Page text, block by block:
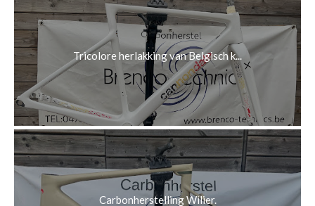
Tricolore herlakking van Belgisch k...
Carbonherstelling Wilier.